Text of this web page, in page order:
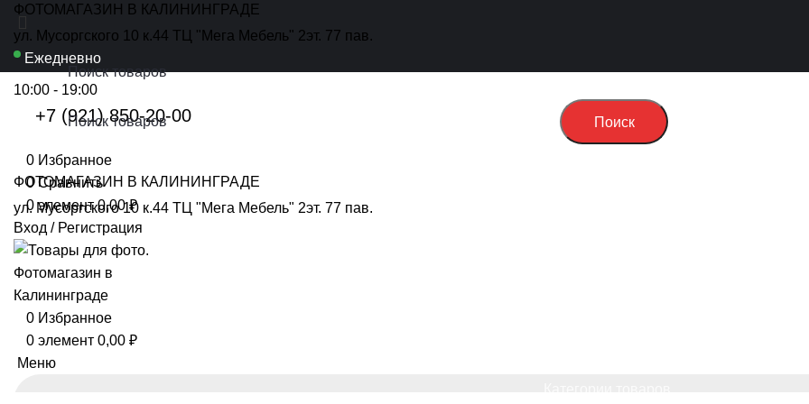
ФОТОМАГАЗИН В КАЛИНИНГРАДЕ
ул. Мусоргского 10 к.44 ТЦ "Мега Мебель" 2эт. 77 пав.
Ежедневно
10:00 - 19:00
+7 (921) 850-20-00
ФОТОМАГАЗИН В КАЛИНИНГРАДЕ
ул. Мусоргского 10 к.44 ТЦ "Мега Мебель" 2эт. 77 пав.
Поиск
0 Избранное
0 Сравнить
0элемент 0,00₽
Вход / Регистрация
0 Избранное
0 элемент 0,00 ₽
Меню